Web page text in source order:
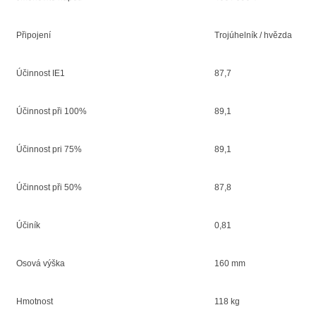
Připojení Trojúhelník / hvězda
Účinnost IE1 87,7
Účinnost při 100% 89,1
Účinnost pri 75% 89,1
Účinnost při 50% 87,8
Účiník 0,81
Osová výška 160 mm
Hmotnost 118 kg